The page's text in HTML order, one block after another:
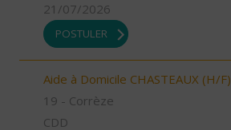
21/07/2026
POSTULER
Aide à Domicile CHASTEAUX (H/F)
19 - Corrèze
CDD